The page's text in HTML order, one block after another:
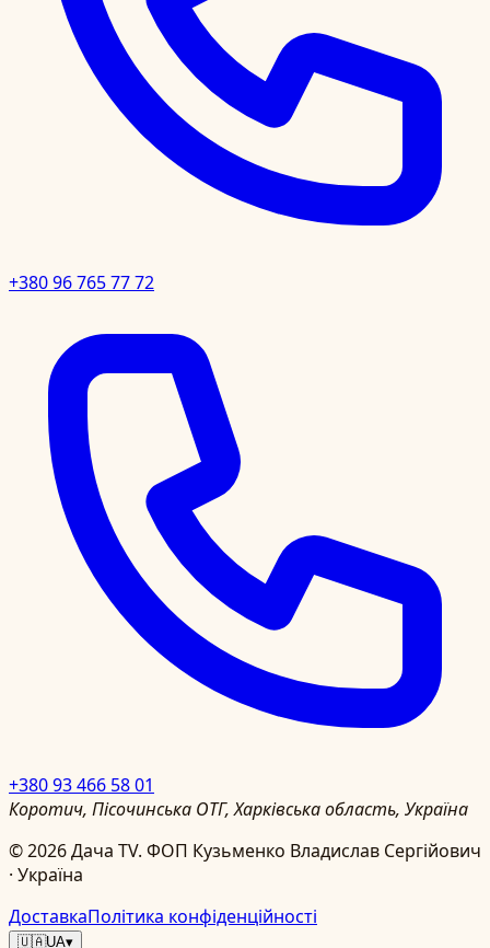
+380 96 765 77 72
+380 93 466 58 01
Коротич, Пісочинська ОТГ, Харківська область, Україна
©2026Дача TV. ФОП Кузьменко Владислав Сергійович
· Україна
ДоставкаПолітика конфіденційності
🇺🇦UA▾